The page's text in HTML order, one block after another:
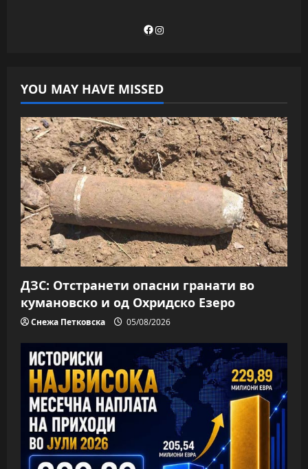
Facebook
Instagram
YOU MAY HAVE MISSED
ДЗС: Отстранети опасни гранати во
кумановско и од Охридско Езеро
Снежа Петковска 05/08/2026